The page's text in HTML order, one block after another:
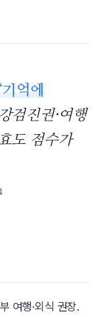
기억에
검진권·여행
도 점수가
여행·외식 권장.